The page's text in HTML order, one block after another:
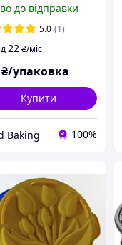
50 г/м2,
уп / Паперові
для випічки
до відправки
5.0 (1)
22₴/міс
₴/упаковка
Купити
Baking 100%